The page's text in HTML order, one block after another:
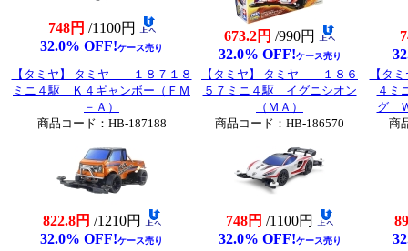
748円 /1100円
32.0% OFF!ケース売り
673.2円 /990円
32.0% OFF!ケース売り
【タミヤ】 タミヤ １８７１８
ミニ４駆 Ｋ４ギャンボー（ＦＭ
－Ａ）
商品コード：HB-187188
822.8円 /1210円
32.0% OFF!ケース売り
【タミヤ】 タミヤ １８６
５７ミニ４駆 イグニシオン
（ＭＡ）
商品コード：HB-186570
748円 /1100円
32.0% OFF!ケース売り
【タ
４ミ
グ
商